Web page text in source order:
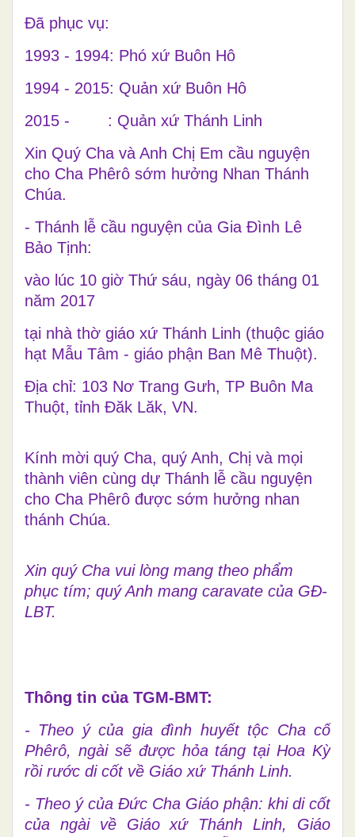
Đã phục vụ:
1993 - 1994: Phó xứ Buôn Hô
1994 - 2015: Quản xứ Buôn Hô
2015 - : Quản xứ Thánh Linh
Xin Quý Cha và Anh Chị Em cầu nguyện
cho Cha Phêrô sớm hưởng Nhan Thánh
Chúa.
- Thánh lễ cầu nguyện của Gia Đình Lê
Bảo Tịnh:
vào lúc 10 giờ Thứ sáu, ngày 06 tháng 01
năm 2017
tại nhà thờ giáo xứ Thánh Linh (thuộc giáo
hạt Mẫu Tâm - giáo phận Ban Mê Thuột).
Địa chỉ: 103 Nơ Trang Gưh, TP Buôn Ma
Thuột, tỉnh Đăk Lăk, VN.
Kính mời quý Cha, quý Anh, Chị và mọi
thành viên cùng dự Thánh lễ cầu nguyện
cho Cha Phêrô được sớm hưởng nhan
thánh Chúa.
Xin quý Cha vui lòng mang theo phẩm
phục tím; quý Anh mang caravate của GĐ-
LBT.
Thông tin của TGM-BMT:
- Theo ý của gia đình huyết tộc Cha cố
Phêrô, ngài sẽ được hỏa táng tại Hoa Kỳ
rồi rước di cốt về Giáo xứ Thánh Linh.
- Theo ý của Đức Cha Giáo phận: khi di cốt
của ngài về Giáo xứ Thánh Linh, Giáo